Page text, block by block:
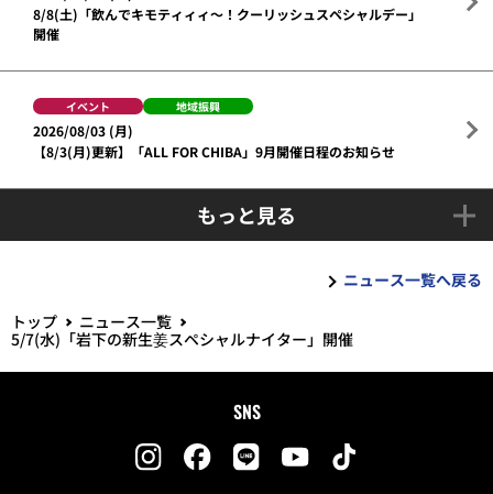
8/8(土)「飲んでキモティィィ～！クーリッシュスペシャルデー」
開催
イベント 地域振興
2026/08/03 (月)
【8/3(月)更新】「ALL FOR CHIBA」9月開催日程のお知らせ
もっと見る
ニュース一覧へ戻る
トップ
ニュース一覧
5/7(水)「岩下の新生姜スペシャルナイター」開催
SNS